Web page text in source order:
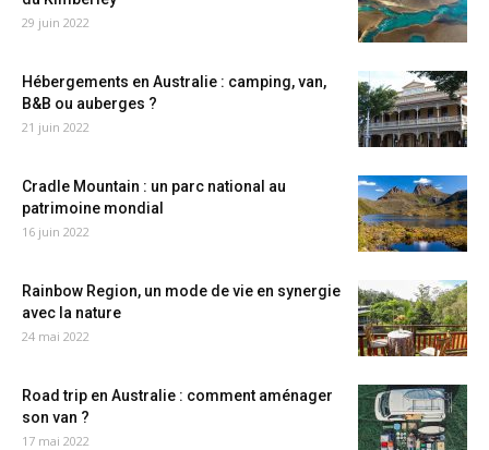
29 juin 2022
Hébergements en Australie : camping, van,
B&B ou auberges ?
21 juin 2022
Cradle Mountain : un parc national au
patrimoine mondial
16 juin 2022
Rainbow Region, un mode de vie en synergie
avec la nature
24 mai 2022
Road trip en Australie : comment aménager
son van ?
17 mai 2022